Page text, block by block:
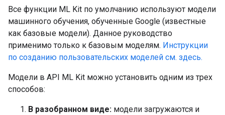
Все функции ML Kit по умолчанию используют модели
машинного обучения, обученные Google (известные
как базовые модели). Данное руководство
применимо только к базовым моделям. Инструкции
по созданию пользовательских моделей см. здесь.
Модели в API ML Kit можно установить одним из трех
способов:
В разобранном виде: модели загружаются и